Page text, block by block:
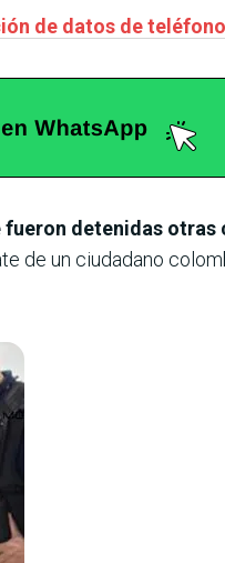
de datos de
fueron detenidas otras
de un ciudadano